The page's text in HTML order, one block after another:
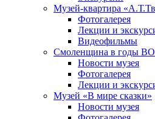
Музей-квартира
Фотогалерея
Лекции и
Видеофильмы
Смоленщина в годы
Новости музея
Фотогалерея
Лекции и
Музей «В мире сказки»
Новости музея